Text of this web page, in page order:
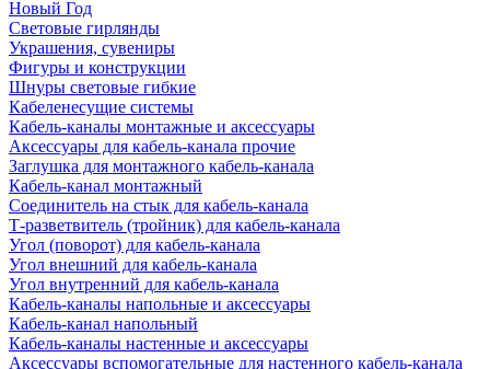
Новый Год
Световые гирлянды
Украшения, сувениры
Фигуры и конструкции
Шнуры световые гибкие
Кабеленесущие системы
Кабель-каналы монтажные и аксессуары
Аксессуары для кабель-канала прочие
Заглушка для монтажного кабель-канала
Кабель-канал монтажный
Соединитель на стык для кабель-канала
Т-разветвитель (тройник) для кабель-канала
Угол (поворот) для кабель-канала
Угол внешний для кабель-канала
Угол внутренний для кабель-канала
Кабель-каналы напольные и аксессуары
Кабель-канал напольный
Кабель-каналы настенные и аксессуары
Аксессуары вспомогательные для настенного кабель-канала